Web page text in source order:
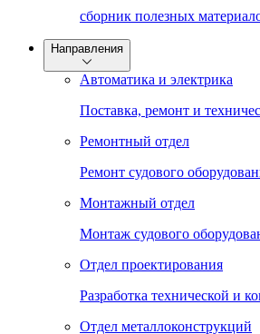
cборник полезных
Направления
Автоматика и электрика
Поставка, ремонт и
Ремонтный отдел
Ремонт судового
Монтажный отдел
Монтаж судового
Отдел проектирования
Разработка технической и
Отдел металлоконструкций